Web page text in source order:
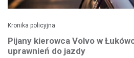
Kronika policyjna
Pijany kierowca Volvo w
uprawnień do jazdy